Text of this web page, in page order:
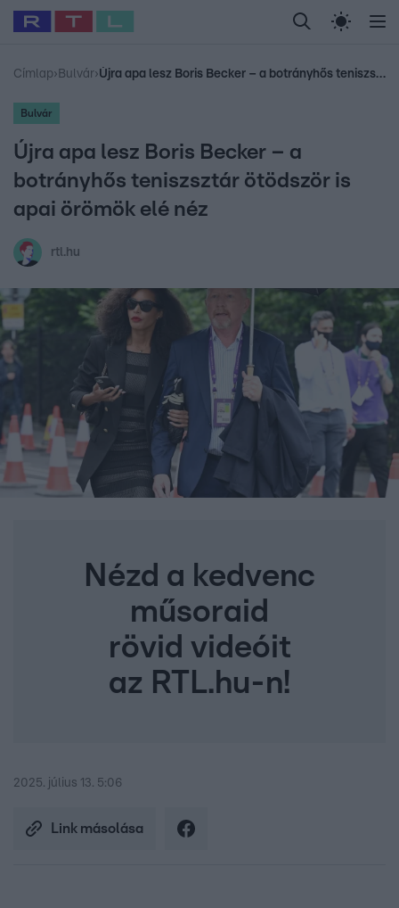
Legfrissebb RTL Híradó Randi Celeb vagyok,
Babits Marcella Most Wanted Gallusz
Címlap› Bulvár› Újra apa lesz Boris Becker – a botrányhős teniszsztár ötödször is apai örömök elé néz
Bulvár
Újra apa lesz Boris Becker – a
botrányhős teniszsztár ötödször is
apai örömök elé néz
rtl.hu
Nézd a kedvenc
műsoraid
rövid videóit
az RTL.hu-n!
2025. július 13. 5:06
Link másolása